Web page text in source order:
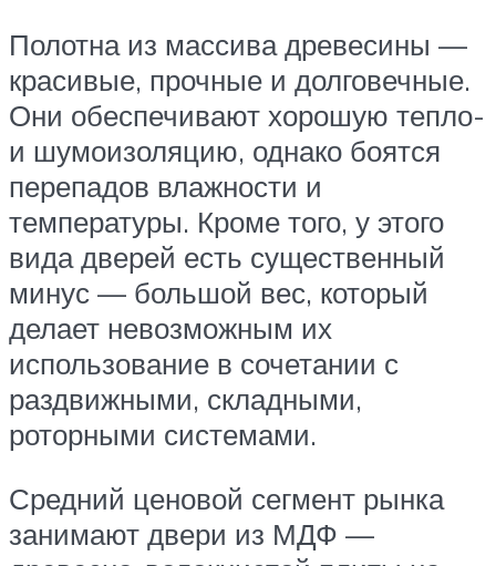
Полотна из массива древесины —
красивые, прочные и долговечные.
Они обеспечивают хорошую тепло-
и шумоизоляцию, однако боятся
перепадов влажности и
температуры. Кроме того, у этого
вида дверей есть существенный
минус — большой вес, который
делает невозможным их
использование в сочетании с
раздвижными, складными,
роторными системами.
Средний ценовой сегмент рынка
занимают двери из МДФ —